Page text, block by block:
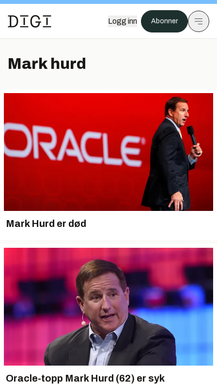
Logg inn Abonner
Mark hurd
Mark Hurd er død
Oracle-topp Mark Hurd (62) er syk